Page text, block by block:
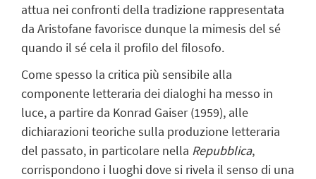
attua nei confronti della tradizione rappresentata
da Aristofane favorisce dunque la mimesis del sé
quando il sé cela il profilo del filosofo.
Come spesso la critica più sensibile alla
componente letteraria dei dialoghi ha messo in
luce, a partire da Konrad Gaiser (1959), alle
dichiarazioni teoriche sulla produzione letteraria
del passato, in particolare nella Repubblica,
corrispondono i luoghi dove si rivela il senso di una